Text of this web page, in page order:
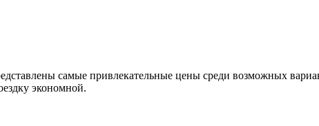
самые привлекательные цены среди возможных
экономной.